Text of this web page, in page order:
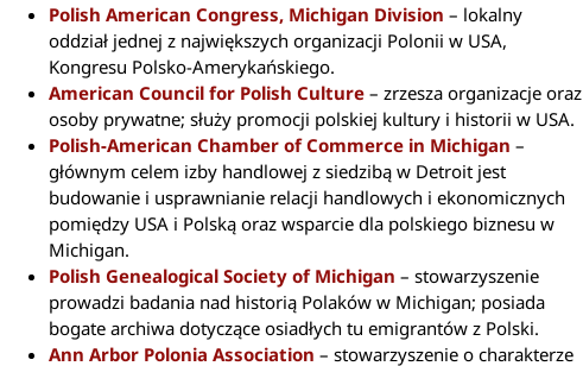
Polish American Congress, Michigan Division – lokalny
oddział jednej z największych organizacji Polonii w USA,
Kongresu Polsko-Amerykańskiego.
American Council for Polish Culture – zrzesza organizacje oraz
osoby prywatne; służy promocji polskiej kultury i historii w USA.
Polish-American Chamber of Commerce in Michigan –
głównym celem izby handlowej z siedzibą w Detroit jest
budowanie i usprawnianie relacji handlowych i ekonomicznych
pomiędzy USA i Polską oraz wsparcie dla polskiego biznesu w
Michigan.
Polish Genealogical Society of Michigan – stowarzyszenie
prowadzi badania nad historią Polaków w Michigan; posiada
bogate archiwa dotyczące osiadłych tu emigrantów z Polski.
Ann Arbor Polonia Association – stowarzyszenie o charakterze